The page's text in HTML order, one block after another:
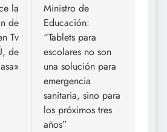
la
de
Tv
de
Ministro de
Educación:
“Tablets para
escolares no son
una solución para
emergencia
sanitaria, sino para
los próximos tres
años”